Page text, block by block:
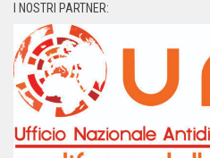
I NOSTRI PARTNER: